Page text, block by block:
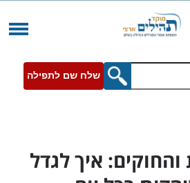
שלח שם לתפילה